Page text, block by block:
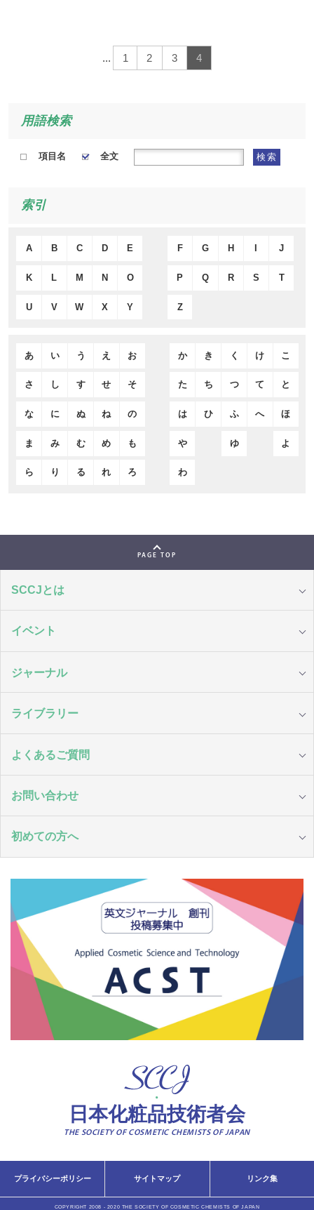
... 1 2 3 4
用語検索
項目名 全文 検索
索引
A B C D E F G H J
K L M N O P Q R S T
U V W X Y Z
あ い う え お か き く け こ
さ し す せ そ た ち つ て と
な に ぬ ね の は ひ ふ へ ほ
ま み む め も や ゆ よ
ら り る れ ろ わ
PAGE TOP
SCCJとは
イベント
ジャーナル
ライブラリー
よくあるご質問
お問い合わせ
初めての方へ
日本化粧品技術者会
THE SOCIETY OF COSMETIC CHEMISTS OF JAPAN
プライバシーポリシー サイトマップ リンク集
COPYRIGHT 2008 - 2020 THE SOCIETY OF COSMETIC CHEMISTS OF JAPAN